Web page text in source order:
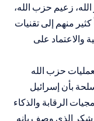
زعيم حزب الله،
منهم إلى تقنيات
والاعتماد على
حزب الله
بأن إسرائيل
الرقابة والذكاء
الذي وصف بانه